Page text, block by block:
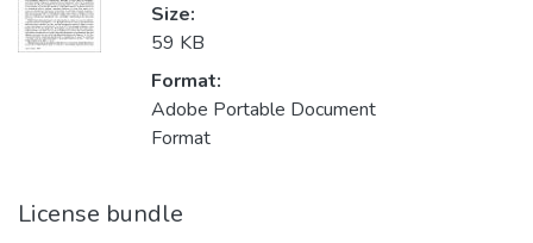
Size:
59 KB
Format:
Adobe Portable Document
Format
License bundle